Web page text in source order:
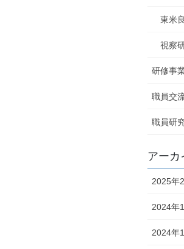
東米
視察
研修事
職員交
職員研
アーカ
2025年
2024年
2024年